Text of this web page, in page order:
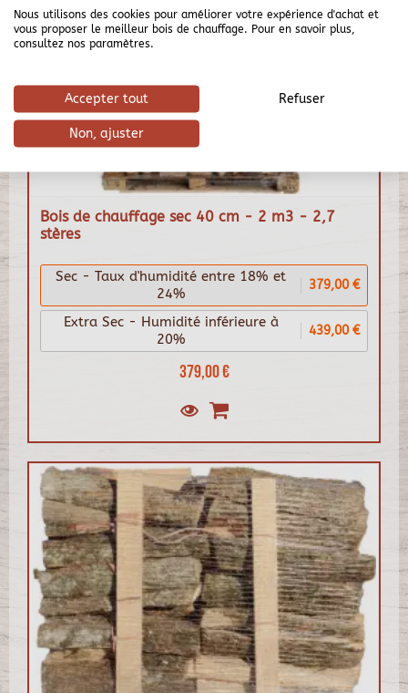
Bois de chauffage sec 40 cm - 2 m3 - 2,7
stères
379,00 €
Sec - Taux d'humidité entre 18% et
24%
379,00 €
Extra Sec - Humidité inférieure à
20%
439,00 €
Nous utilisons des cookies pour améliorer votre expérience d'achat et
vous proposer le meilleur bois de chauffage. Pour en savoir plus,
consultez nos paramètres.
Accepter tout Refuser
Non, ajuster